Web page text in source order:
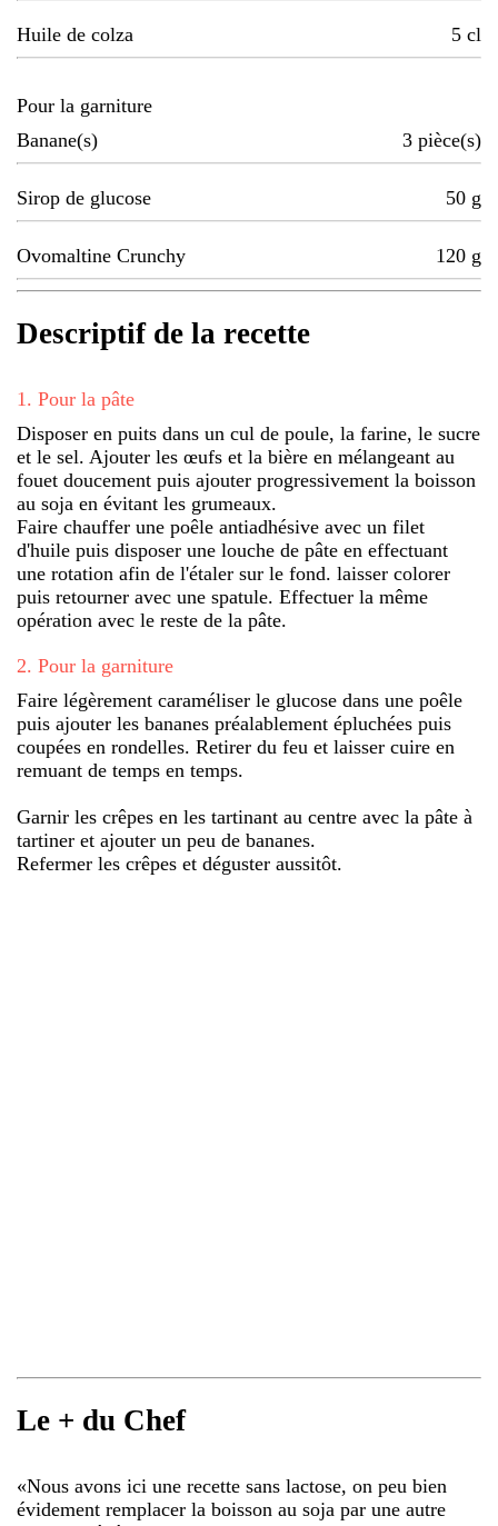
Huile de colza 5 cl
Pour la garniture
Banane(s)
3 pièce(s)
Sirop de glucose 50 g
Ovomaltine Crunchy 120 g
Descriptif de la recette
1 . Pour la pâte
Disposer en puits dans un cul de poule, la farine, le sucre
et le sel. Ajouter les œufs et la bière en mélangeant au
fouet doucement puis ajouter progressivement la boisson
au soja en évitant les grumeaux.
Faire chauffer une poêle antiadhésive avec un filet
d'huile puis disposer une louche de pâte en effectuant
une rotation afin de l'étaler sur le fond. laisser colorer
puis retourner avec une spatule. Effectuer la même
opération avec le reste de la pâte.
2. Pour la garniture
Faire légèrement caraméliser le glucose dans une poêle
puis ajouter les bananes préalablement épluchées puis
coupées en rondelles. Retirer du feu et laisser cuire en
remuant de temps en temps.
Garnir les crêpes en les tartinant au centre avec la pâte à
tartiner et ajouter un peu de bananes.
Refermer les crêpes et déguster aussitôt.
Le + du Chef
«Nous avons ici une recette sans lactose, on peu bien
évidement remplacer la boisson au soja par une autre